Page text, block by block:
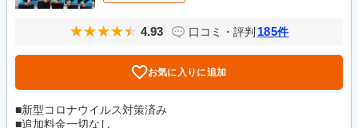
4.93 口コミ・評判 185件
お気に入りに追加
■新型コロナウイルス対策済み
■追加料金一切なし